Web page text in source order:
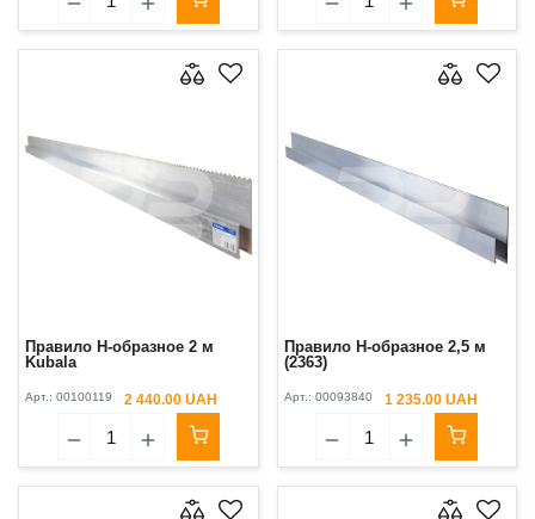
Правило H-образное 2 м
Kubala
Арт.: 00100119 2 440.00 UAH
Правило H-образное 2,5 м
(2363)
Арт.: 00093840 1 235.00 UAH